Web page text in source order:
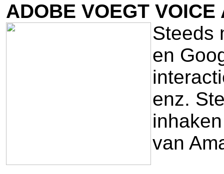
ADOBE VOEGT
Steeds
en
enz.
van